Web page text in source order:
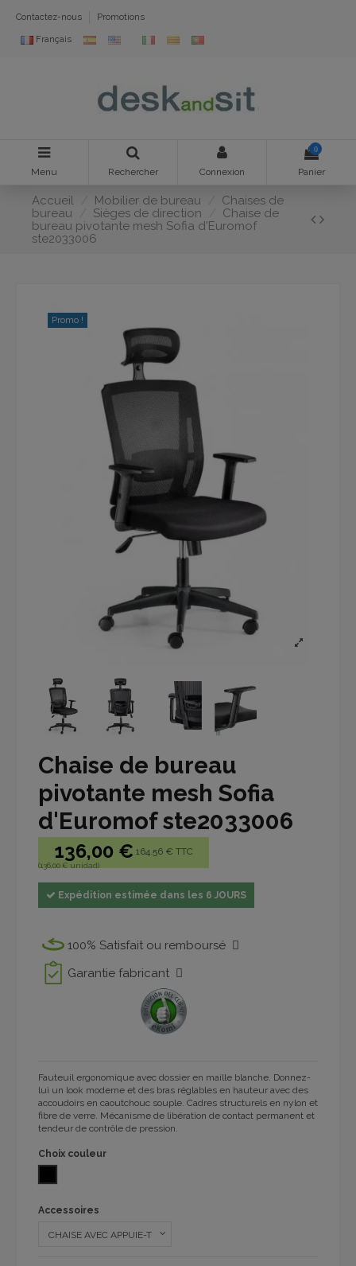
Contactez-nous Promotions
Français
Menu Rechercher Connexion
0
Panier
Accueil Mobilier de bureau
Chaises de
bureau
Sièges de direction
Chaise de
bureau pivotante mesh Sofia d'Euromof
ste2033006
Promo !
Chaise de bureau
pivotante mesh Sofia
d'Euromof ste2033006
136,00 € 164.56 € TTC
(136,00 € unidad)
Expédition estimée dans les 6 JOURS
100% Satisfait ou remboursé
Garantie fabricant
Fauteuil ergonomique avec dossier en maille blanche. Donnez-
lui un look moderne et des bras réglables en hauteur avec des
accoudoirs en caoutchouc souple. Cadres structurels en nylon et
fibre de verre. Mécanisme de libération de contact permanent et
tendeur de contrôle de pression.
Choix couleur
Accessoires